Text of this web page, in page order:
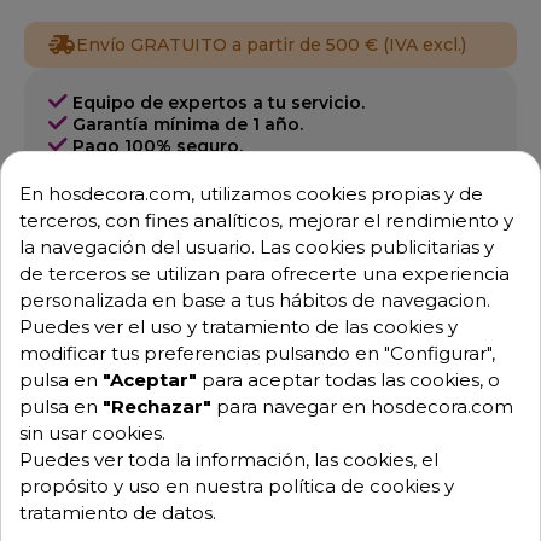
Envío GRATUITO a partir de 500 € (IVA excl.)
Equipo de expertos a tu servicio.
Garantía mínima de 1 año.
Pago 100% seguro.
976 25 59 91
info@hosdecora.com
Hablemos
Pide tu presupuesto
En hosdecora.com, utilizamos cookies propias y de
terceros, con fines analíticos, mejorar el rendimiento y
la navegación del usuario. Las cookies publicitarias y
de terceros se utilizan para ofrecerte una experiencia
personalizada en base a tus hábitos de navegacion.
Puedes ver el uso y tratamiento de las cookies y
modificar tus preferencias pulsando en "Configurar",
pulsa en "Aceptar" para aceptar todas las cookies, o
pulsa en "Rechazar" para navegar en hosdecora.com
sin usar cookies.
Puedes ver toda la información, las cookies, el
propósito y uso en nuestra política de cookies y
tratamiento de datos.